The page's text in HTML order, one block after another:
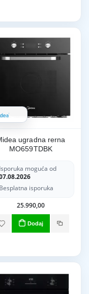
ugradna rerna
MO659TDBK
moguća od
isporuka
25.990,00
Dodaj